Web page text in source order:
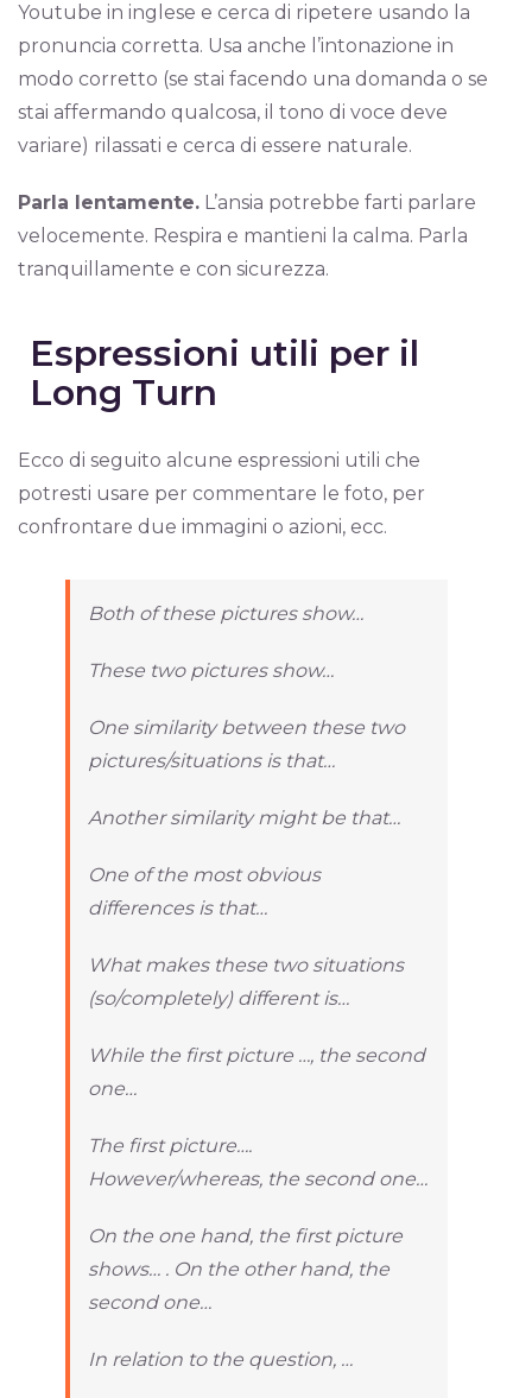
Youtube in inglese e cerca di ripetere usando la
pronuncia corretta. Usa anche l’intonazione in
modo corretto (se stai facendo una domanda o se
stai affermando qualcosa, il tono di voce deve
variare) rilassati e cerca di essere naturale.
Parla lentamente.L’ansia potrebbe farti parlare
velocemente. Respira e mantieni la calma. Parla
tranquillamente e con sicurezza.
Espressioni utili per il
Long Turn
Ecco di seguito alcune espressioni utili che
potresti usare per commentare le foto, per
confrontare due immagini o azioni, ecc.
Both of these pictures show…
These two pictures show…
One similarity between these two
pictures/situations is that…
Another similarity might be that…
One of the most obvious
differences is that…
What makes these two situations
(so/completely) different is…
While the first picture …, the second
one…
The first picture….
However/whereas, the second one…
On the one hand, the first picture
shows… . On the other hand, the
second one…
In relation to the question, …